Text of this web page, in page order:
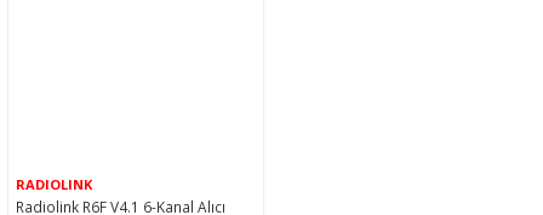
RADIOLINK
Radiolink R6F V4.1 6-Kanal Alıcı